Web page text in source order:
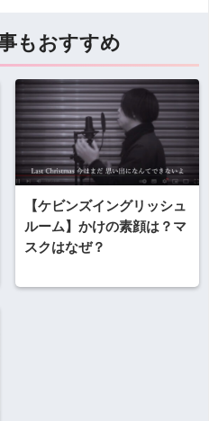
もおすすめ
【ケビンズイングリッシュ
ルーム】かけの素顔は？マ
スクはなぜ？